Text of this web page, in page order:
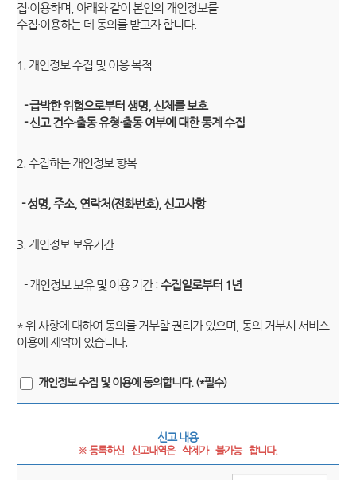
집·이용하며, 아래와 같이 본인의 개인정보를
수집·이용하는 데 동의를 받고자 합니다.
1. 개인정보 수집 및 이용 목적
- 급박한 위험으로부터 생명, 신체를 보호
- 신고 건수·출동 유형·출동 여부에 대한 통계 수집
2. 수집하는 개인정보 항목
- 성명, 주소, 연락처(전화번호), 신고사항
3. 개인정보 보유기간
- 개인정보 보유 및 이용 기간 : 수집일로부터 1년
* 위 사항에 대하여 동의를 거부할 권리가 있으며, 동의 거부시 서비스
이용에 제약이 있습니다.
개인정보 수집 및 이용에 동의합니다. (*필수)
신고 내용
※ 등록하신   신고내역은   삭제가   불가능   합니다.